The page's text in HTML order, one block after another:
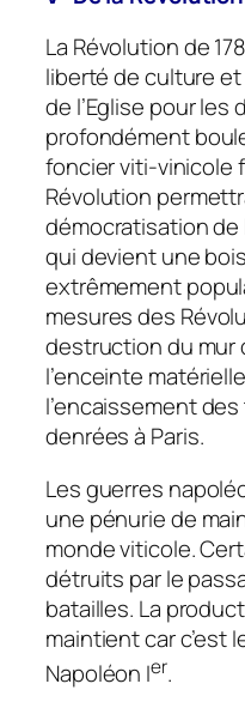
La Révolution de
liberté de culture
de l’Eglise pour les
profondément
foncier viti-vinicole
Révolution
démocratisation de
qui devient une
extrêmement
mesures des
destruction du mur
l’enceinte
l’encaissement
denrées à Paris.
Les guerres
une pénurie de
monde viticole.
détruits par le
batailles. La
maintient car c’est
Napoléon Ier.